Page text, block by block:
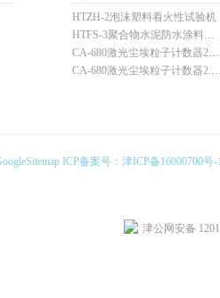
HTZH-2泡沫塑料着火性试验机
HTFS-3聚合物水泥防水涂料分散机
CA-680激光尘埃粒子计数器28.3L
CA-680激光尘埃粒子
ICP备案号： 津ICP备16000700号-
津公网安备